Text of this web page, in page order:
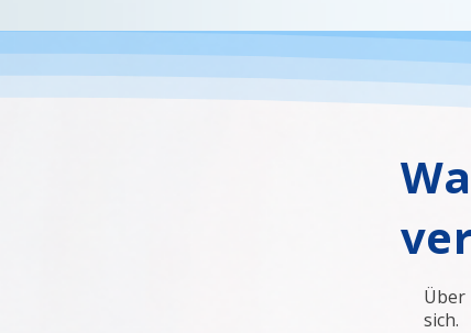
Über
sich.